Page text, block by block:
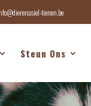
tienen.be
Steun Ons